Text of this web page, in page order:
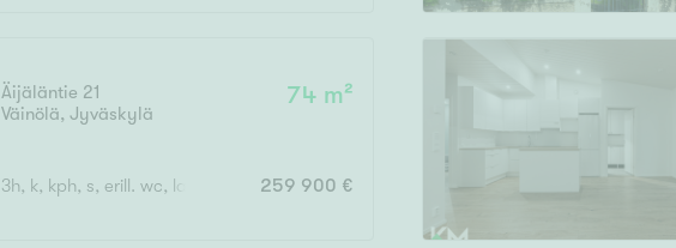
Äijäläntie 21
Väinölä,Jyväskylä
74 m²
3h, k, kph, s, erill. wc, lasitettu parveke259 900 €